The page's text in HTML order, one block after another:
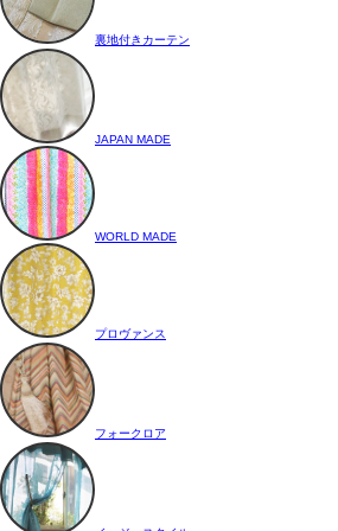
裏地付きカーテン
JAPAN MADE
WORLD MADE
プロヴァンス
フォークロア